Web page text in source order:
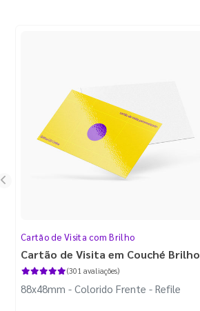
Cartão de Visita com Brilho
Cartão de Visita em Couché Brilho
(301 avaliações)
88x48mm - Colorido Frente - Refile